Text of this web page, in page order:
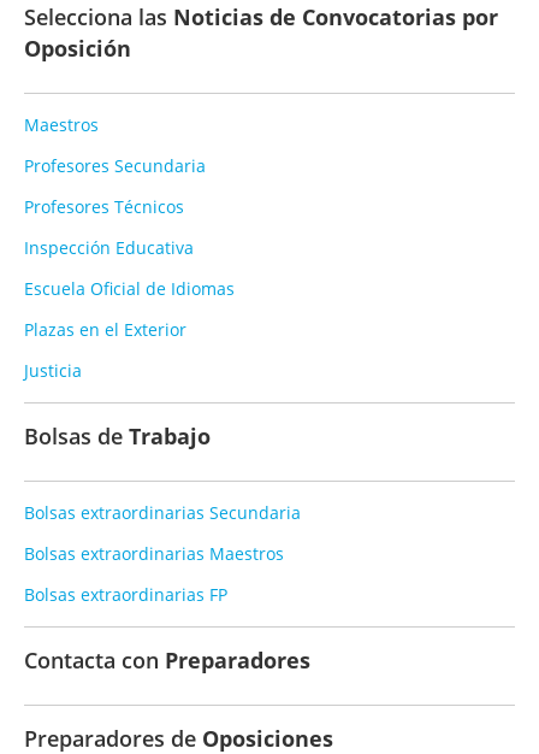
Selecciona las Noticias de Convocatorias por
Oposición
Maestros
Profesores Secundaria
Profesores Técnicos
Inspección Educativa
Escuela Oficial de Idiomas
Plazas en el Exterior
Justicia
Bolsas de Trabajo
Bolsas extraordinarias Secundaria
Bolsas extraordinarias Maestros
Bolsas extraordinarias FP
Contacta con Preparadores
Preparadores de Oposiciones